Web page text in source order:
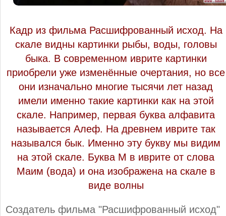
Кадр из фильма Расшифрованный исход. На
скале видны картинки рыбы, воды, головы
быка. В современном иврите картинки
приобрели уже изменённые очертания, но все
они изначально многие тысячи лет назад
имели именно такие картинки как на этой
скале. Например, первая буква алфавита
называется Алеф. На древнем иврите так
назывался бык. Именно эту букву мы видим
на этой скале. Буква М в иврите от слова
Маим (вода) и она изображена на скале в
виде волны
Создатель фильма "Расшифрованный исход"